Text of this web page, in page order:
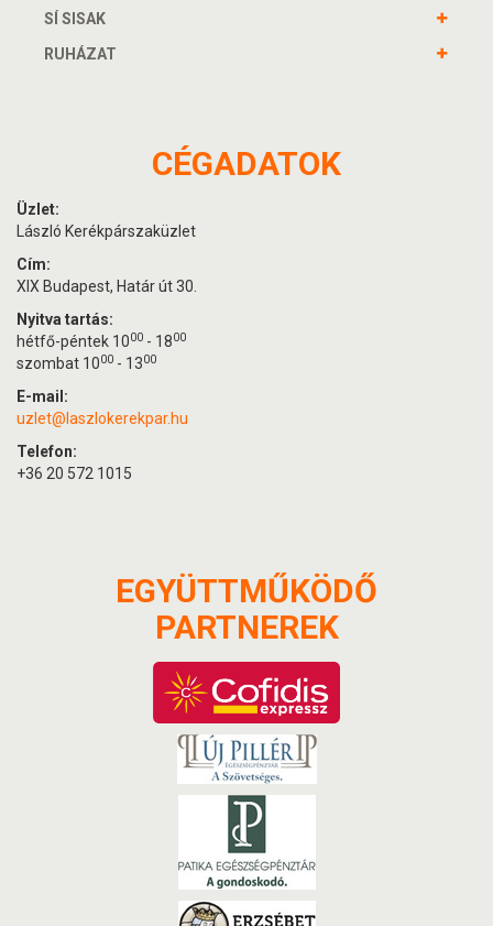
SÍ SISAK
RUHÁZAT
CÉGADATOK
Üzlet:
László Kerékpárszaküzlet
Cím:
XIX Budapest, Határ út 30.
Nyitva tartás:
hétfő-péntek 1000 - 1800
szombat 1000 - 1300
E-mail:
uzlet@laszlokerekpar.hu
Telefon:
+36 20 572 1015
EGYÜTTMŰKÖDŐ
PARTNEREK